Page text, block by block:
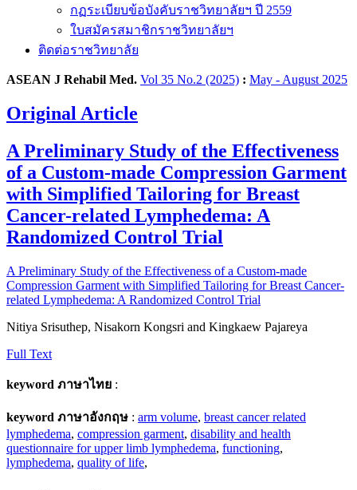
กฏระเบียบข้อบังคับราชวิทยาลัยฯ ปี 2559
ใบสมัครสมาชิกราชวิทยาลัยฯ
ติดต่อราชวิทยาลัย
ASEAN J Rehabil Med. Vol 35 No.2 (2025) : May - August 2025
Original Article
A Preliminary Study of the Effectiveness
of a Custom-made Compression Garment
with Simplified Tailoring for Breast
Cancer-related Lymphedema: A
Randomized Control Trial
A Preliminary Study of the Effectiveness of a Custom-made
Compression Garment with Simplified Tailoring for Breast Cancer-
related Lymphedema: A Randomized Control Trial
Nitiya Srisuthep, Nisakorn Kongsri and Kingkaew Pajareya
Full Text
keyword ภาษาไทย :
keyword ภาษาอังกฤษ : arm volume, breast cancer related
lymphedema, compression garment, disability and health
questionnaire for upper limb lymphedema, functioning,
lymphedema, quality of life,